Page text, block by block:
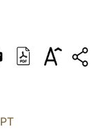
DEUTSCH
العربيّة
PT